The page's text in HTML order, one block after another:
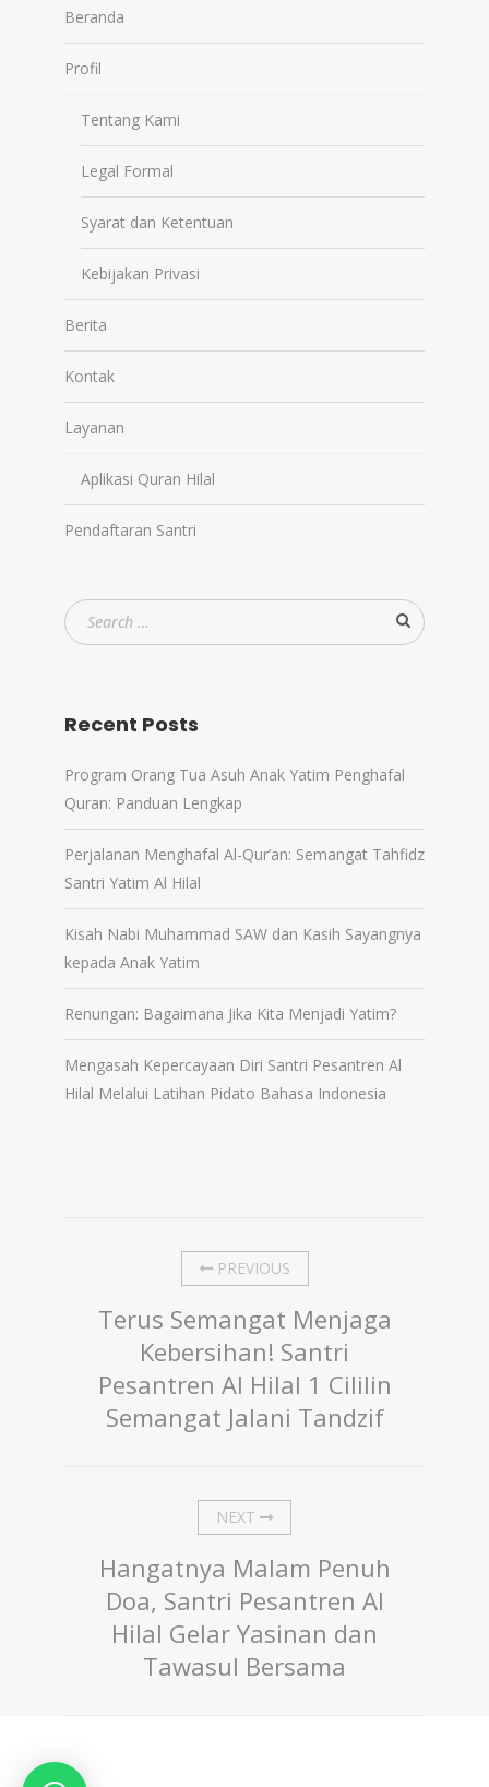
Beranda
Profil
Tentang Kami
Legal Formal
Syarat dan Ketentuan
Kebijakan Privasi
Berita
Kontak
Layanan
Aplikasi Quran Hilal
Pendaftaran Santri
Recent Posts
Program Orang Tua Asuh Anak Yatim Penghafal
Quran: Panduan Lengkap
Perjalanan Menghafal Al-Qur’an: Semangat Tahfidz
Santri Yatim Al Hilal
Kisah Nabi Muhammad SAW dan Kasih Sayangnya
kepada Anak Yatim
Renungan: Bagaimana Jika Kita Menjadi Yatim?
Mengasah Kepercayaan Diri Santri Pesantren Al
Hilal Melalui Latihan Pidato Bahasa Indonesia
PREVIOUS
Terus Semangat Menjaga
Kebersihan! Santri
Pesantren Al Hilal 1 Cililin
Semangat Jalani Tandzif
NEXT
Hangatnya Malam Penuh
Doa, Santri Pesantren Al
Hilal Gelar Yasinan dan
Tawasul Bersama